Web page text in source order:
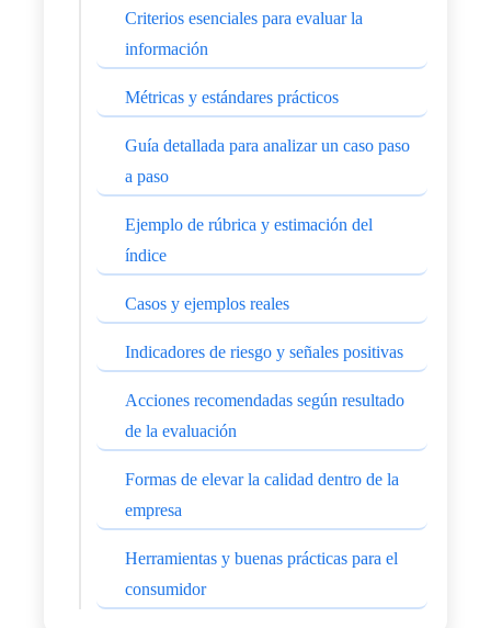
Criterios esenciales para evaluar la
información
Métricas y estándares prácticos
Guía detallada para analizar un caso paso
a paso
Ejemplo de rúbrica y estimación del
índice
Casos y ejemplos reales
Indicadores de riesgo y señales positivas
Acciones recomendadas según resultado
de la evaluación
Formas de elevar la calidad dentro de la
empresa
Herramientas y buenas prácticas para el
consumidor